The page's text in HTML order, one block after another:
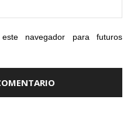
navegador para futuros